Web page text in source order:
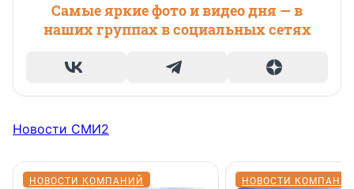
Самые яркие фото и видео дня — в
наших группах в социальных сетях
Новости СМИ2
НОВОСТИ КОМПАНИЙ НОВОСТИ